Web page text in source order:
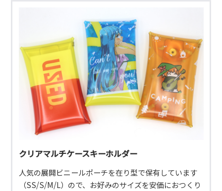
クリアマルチケースキーホルダー
人気の展開ビニールポーチを在り型で保有しています
（SS/S/M/L）ので、お好みのサイズを安価におつくり